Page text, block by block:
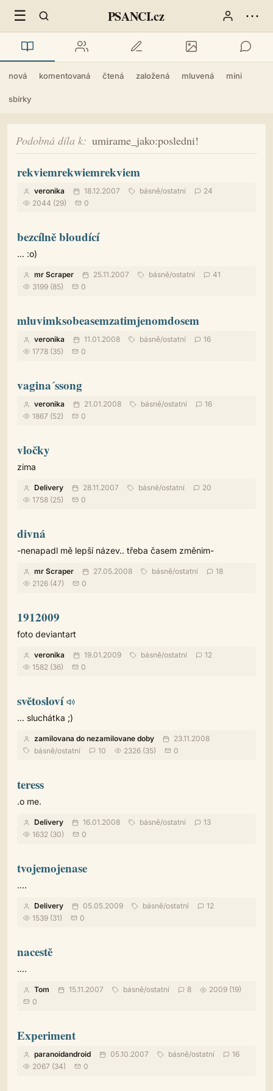
☰ PSANCI.cz ⋯
nová komentovaná čtená založená mluvená mini
sbírky
Podobná díla k umirame_jako:posledni!
rekviemrekwiemrekviem
veronika 18.12.2007 básně/ostatní
24
2044 (29)
0
bezcílně bloudící
... :o)
mr Scraper 25.11.2007 básně/ostatní
41
3199 (85)
0
mluvimksobeasemzatimjenomdosem
veronika 11.01.2008 básně/ostatní
16
1778 (35)
0
vagina´ssong
veronika 21.01.2008 básně/ostatní
16
1867 (52)
0
vločky
zima
Delivery 28.11.2007 básně/ostatní
20
1758 (25)
0
divná
-nenapadl mě lepší název.. třeba časem změnim-
mr Scraper 27.05.2008 básně/ostatní
18
2126 (47)
0
1912009
foto deviantart
veronika 19.01.2009 básně/ostatní
12
1582 (36)
0
světosloví
... sluchátka ;)
zamilovana do nezamilovane doby
23.11.2008
básně/ostatní 10 2326 (35) 0
teress
.o me.
Delivery 16.01.2008 básně/ostatní
13
1632 (30)
0
tvojemojenase
....
Delivery 05.05.2009 básně/ostatní
12
1539 (31)
0
nacestě
....
Tom 15.11.2007 básně/ostatní 8
2009 (19)
0
Experiment
paranoidandroid 05.10.2007 básně/ostatní
16
2067 (34)
0